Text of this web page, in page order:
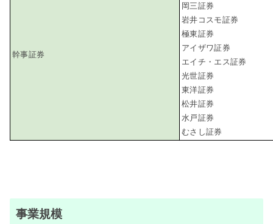
幹事証券
岡三証券
岩井コスモ証券
極東証券
アイザワ証券
エイチ・エス証券
光世証券
東洋証券
松井証券
水戸証券
むさし証券
事業規模